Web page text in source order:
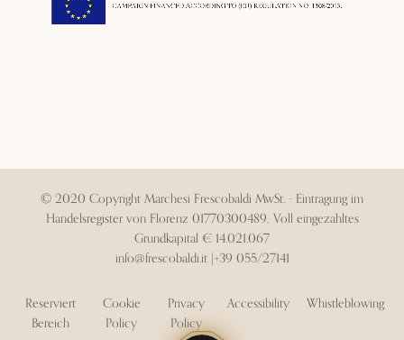
© 2020 Copyright Marchesi Frescobaldi MwSt. - Eintragung im
Handelsregister von Florenz 01770300489, Voll eingezahltes
Grundkapital € 14.021.067
info@frescobaldi.it |+39 055/27141
Reserviert
Bereich
Cookie
Policy
Privacy
Policy
Accessibility Whistleblowing